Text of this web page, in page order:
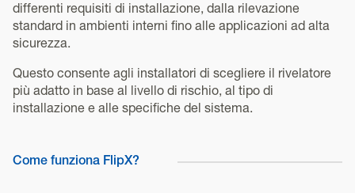
differenti requisiti di installazione, dalla rilevazione
standard in ambienti interni fino alle applicazioni ad alta
sicurezza.
Questo consente agli installatori di scegliere il rivelatore
più adatto in base al livello di rischio, al tipo di
installazione e alle specifiche del sistema.
Come funziona FlipX?